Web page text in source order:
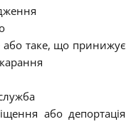
або таке, що принижує
або депортація